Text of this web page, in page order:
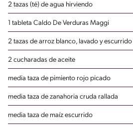
2 tazas (té) de agua hirviendo
1 tableta Caldo De Verduras Maggi
2 tazas de arroz blanco, lavado y escurrido
2 cucharadas de aceite
media taza de pimiento rojo picado
media taza de zanahoria cruda rallada
media taza de maíz escurrido